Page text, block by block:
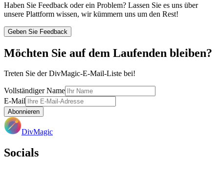
Haben Sie Feedback oder ein Problem? Lassen Sie es uns über
unsere Plattform wissen, wir kümmern uns um den Rest!
Geben Sie Feedback
Möchten Sie auf dem Laufenden bleiben?
Treten Sie der DivMagic-E-Mail-Liste bei!
Vollständiger Name
E-Mail
Abonnieren
DivMagic
Socials